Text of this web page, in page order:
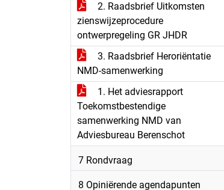
2. Raadsbrief Uitkomsten
zienswijzeprocedure
ontwerpregeling GR JHDR
3. Raadsbrief Heroriëntatie
NMD-samenwerking
1. Het adviesrapport
Toekomstbestendige
samenwerking NMD van
Adviesbureau Berenschot
7 Rondvraag
8 Opiniërende agendapunten